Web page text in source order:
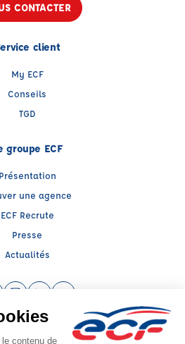
CONTACTER
client
My ECF
Conseils
TGD
groupe ECF
Présentation
une agence
ECF Recrute
Presse
Actualités
(nouvelle fenêtre)
Instagram (nouvelle fenêtre)
LinkedIn (nouvelle fenêtre)
YouTube (nouvelle
ATLANTIQUE - Capital social: 2500000€